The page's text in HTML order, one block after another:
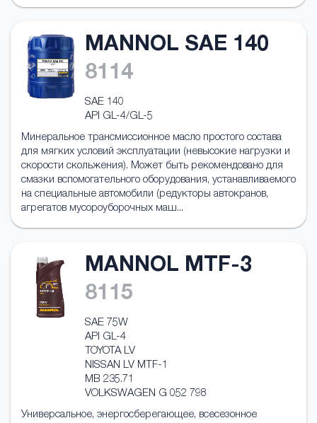
MANNOL SAE 140
8114
SAE 140
API GL-4/GL-5
Минеральное трансмиссионное масло простого состава
для мягких условий эксплуатации (невысокие нагрузки и
скорости скольжения). Может быть рекомендовано для
смазки вспомогательного оборудования, устанавливаемого
на специальные автомобили (редукторы автокранов,
агрегатов мусороуборочных маш...
MANNOL MTF-3
8115
SAE 75W
API GL-4
TOYOTA LV
NISSAN LV MTF-1
MB 235.71
VOLKSWAGEN G 052 798
Универсальное, энергосберегающее, всесезонное